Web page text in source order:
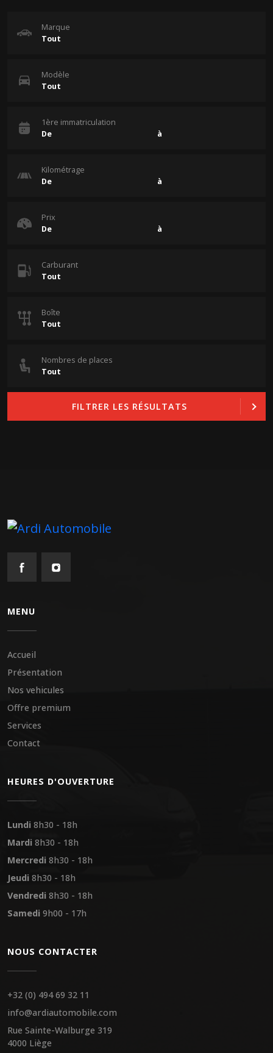
Marque
Modèle
1ère immatriculation
Kilométrage
Prix
Carburant
Boîte
Nombres de places
FILTRER LES RÉSULTATS
MENU
Accueil
Présentation
Nos vehicules
Offre premium
Services
Contact
HEURES D'OUVERTURE
Lundi 8h30 - 18h
Mardi 8h30 - 18h
Mercredi 8h30 - 18h
Jeudi 8h30 - 18h
Vendredi 8h30 - 18h
Samedi 9h00 - 17h
NOUS CONTACTER
+32 (0) 494 69 32 11
info@ardiautomobile.com
Rue Sainte-Walburge 319
4000 Liège